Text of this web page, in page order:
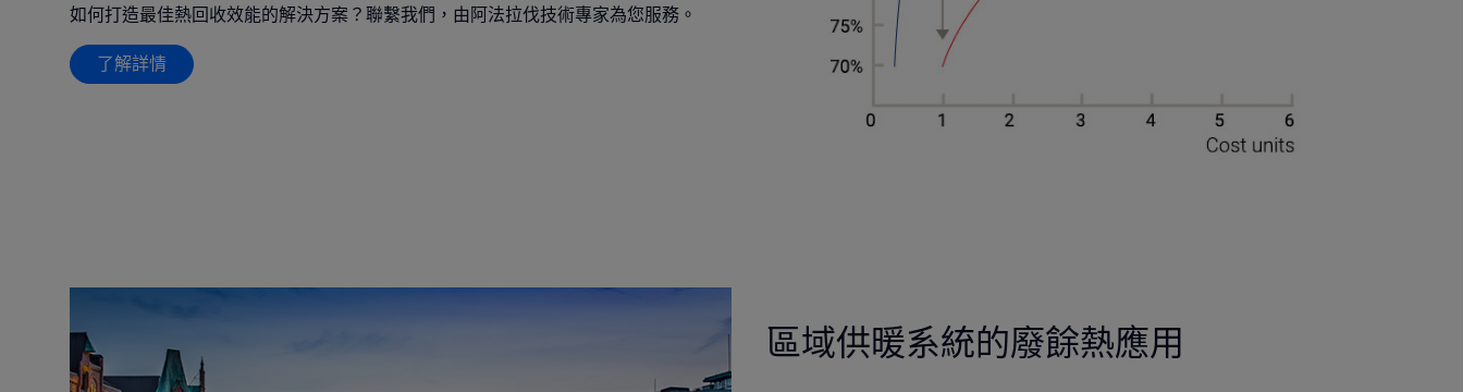
如何打造最佳熱回收效能的解決方案？聯繫我們，由阿法拉伐技術專家為您服務。
了解詳情
區域供暖系統的廢餘熱應用